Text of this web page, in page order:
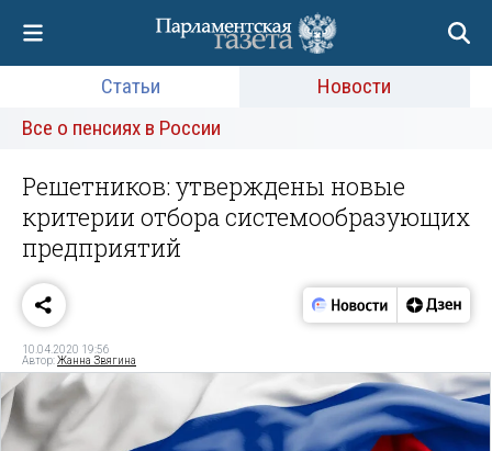
Статьи
Новости
Все о пенсиях в России
Решетников: утверждены новые
критерии отбора системообразующих
предприятий
10.04.2020 19:56
Автор:Жанна Звягина